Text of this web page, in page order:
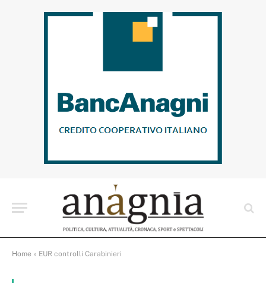
Home » EUR controlli Carabinieri